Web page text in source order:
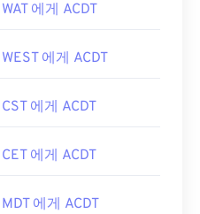
WAT 에게 ACDT
WEST 에게 ACDT
CST 에게 ACDT
CET 에게 ACDT
MDT 에게 ACDT